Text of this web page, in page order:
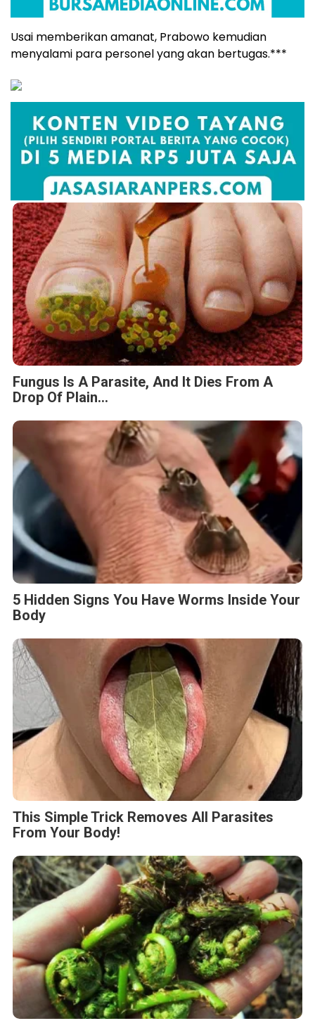
Usai memberikan amanat, Prabowo kemudian
menyalami para personel yang akan bertugas.***
Fungus Is A Parasite, And It Dies From A
Drop Of Plain...
5 Hidden Signs You Have Worms Inside Your
Body
This Simple Trick Removes All Parasites
From Your Body!